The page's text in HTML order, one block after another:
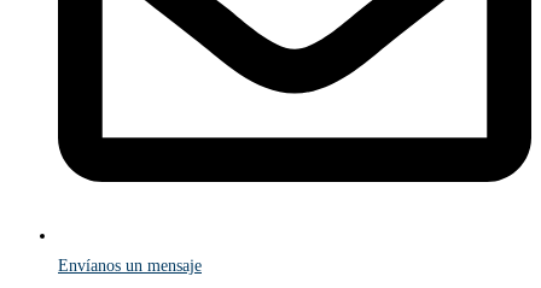
Envíanos un mensaje